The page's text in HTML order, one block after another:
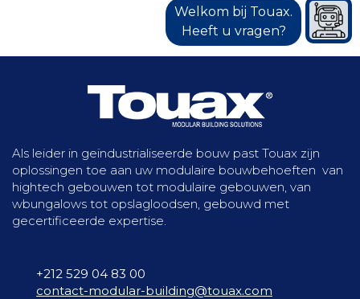
Als leider in geïndustrialiseerde bouw past Touax zijn
oplossingen toe aan uw modulaire bouwbehoeften van
hightech gebouwen tot modulaire gebouwen, van
wbungalows tot opslagloodsen, gebouwd met
gecertificeerde expertise.
+212 529 04 83 00
contact-modular-building@touax.com
Welkom bij Touax.
Heeft u vragen?